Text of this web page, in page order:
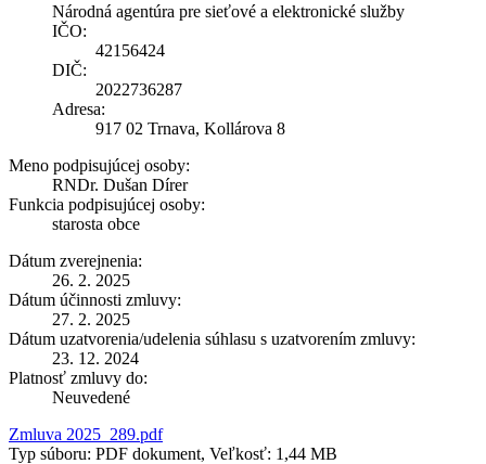
Národná agentúra pre sieťové a elektronické služby
IČO:
42156424
DIČ:
2022736287
Adresa:
917 02 Trnava, Kollárova 8
Meno podpisujúcej osoby:
RNDr. Dušan Dírer
Funkcia podpisujúcej osoby:
starosta obce
Dátum zverejnenia:
26. 2. 2025
Dátum účinnosti zmluvy:
27. 2. 2025
Dátum uzatvorenia/udelenia súhlasu s uzatvorením zmluvy:
23. 12. 2024
Platnosť zmluvy do:
Neuvedené
Zmluva 2025_289.pdf
Typ súboru: PDF dokument, Veľkosť: 1,44 MB